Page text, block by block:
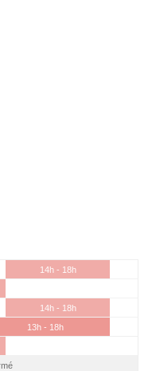
14h - 18h
14h - 18h
13h - 18h